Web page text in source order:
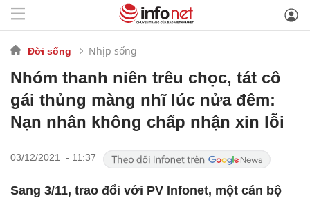
Đời sống Nhịp sống
Nhóm thanh niên trêu chọc, tát cô
gái thủng màng nhĩ lúc nửa đêm:
Nạn nhân không chấp nhận xin lỗi
03/12/2021 - 11:37
Sang 3/11, trao đổi với PV Infonet, một cán bộ